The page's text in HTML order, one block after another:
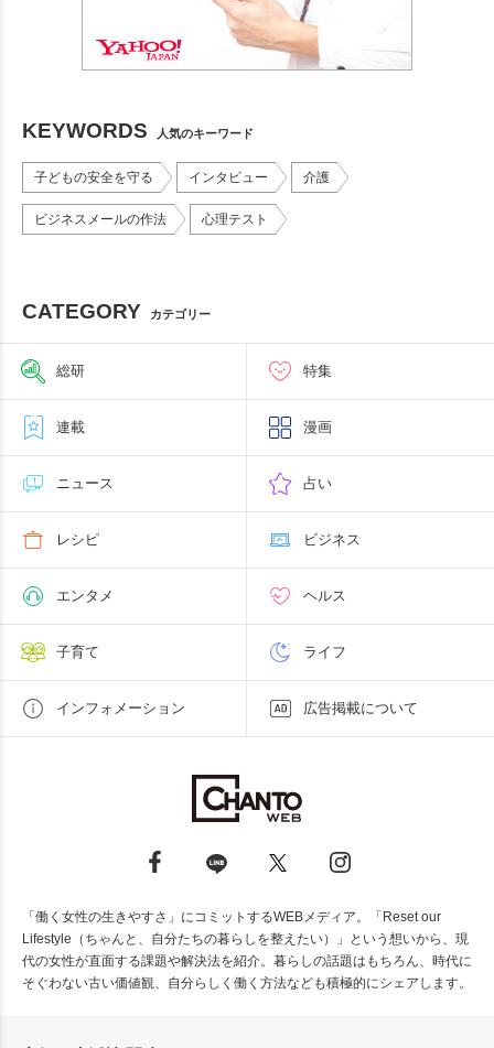
KEYWORDS 人気のキーワード
子どもの安全を守る インタビュー 介護
ビジネスメールの作法 心理テスト
CATEGORY カテゴリー
総研 特集
連載 漫画
ニュース 占い
レシピ ビジネス
エンタメ ヘルス
子育て ライフ
インフォメーション 広告掲載について
「働く女性の生きやすさ」にコミットするWEBメディア。「Reset our
Lifestyle（ちゃんと、自分たちの暮らしを整えたい）」という想いから、現
代の女性が直面する課題や解決法を紹介。暮らしの話題はもちろん、時代に
そぐわない古い価値観、自分らしく働く方法なども積極的にシェアします。